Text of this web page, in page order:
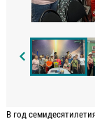
В год